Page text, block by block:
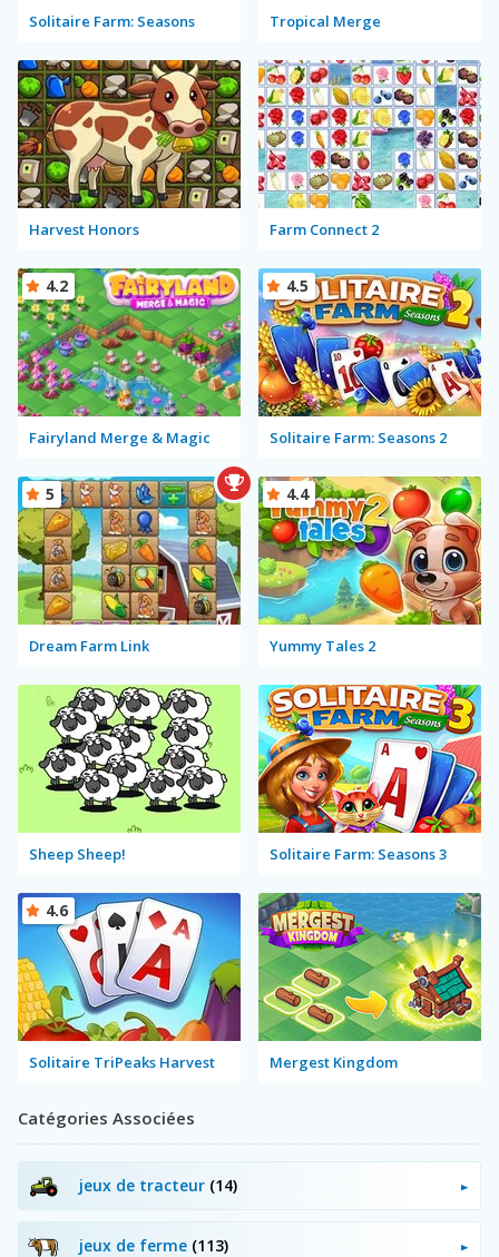
Solitaire Farm: Seasons Tropical Merge
Harvest Honors Farm Connect 2
Fairyland Merge & Magic
4.2
Solitaire Farm: Seasons 2
4.5
Dream Farm Link
5
Yummy Tales 2
4.4
Sheep Sheep! Solitaire Farm: Seasons 3
Solitaire TriPeaks Harvest
4.6
Mergest Kingdom
Catégories Associées
jeux de tracteur (14)
jeux de ferme (113)